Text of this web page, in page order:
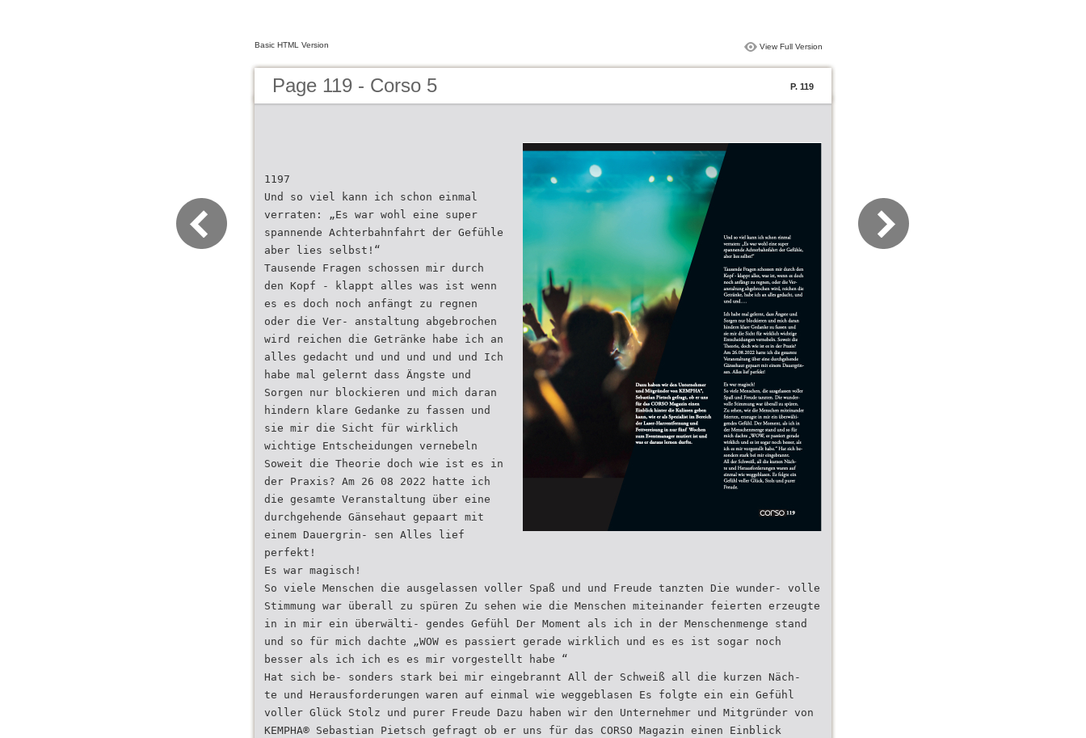
Basic HTML Version View Full Version
Page 119 - Corso 5 P. 119
1197
Und so viel kann ich schon einmal
verraten: „Es war wohl eine super
spannende Achterbahnfahrt der Gefühle
aber lies selbst!“
Tausende Fragen schossen mir durch
den Kopf - klappt alles was ist wenn
es es doch noch anfängt zu regnen
oder die Ver- anstaltung abgebrochen
wird reichen die Getränke habe ich an
alles gedacht und und und und und Ich
habe mal gelernt dass Ängste und
Sorgen nur blockieren und mich daran
hindern klare Gedanke zu fassen und
sie mir die Sicht für wirklich
wichtige Entscheidungen vernebeln
Soweit die Theorie doch wie ist es in
der Praxis? Am 26 08 2022 hatte ich
die gesamte Veranstaltung über eine
durchgehende Gänsehaut gepaart mit
einem Dauergrin- sen Alles lief
perfekt!
Es war magisch!
So viele Menschen die ausgelassen voller Spaß und und Freude tanzten Die wunder- volle
Stimmung war überall zu spüren Zu sehen wie die Menschen miteinander feierten erzeugte
in in mir ein überwälti- gendes Gefühl Der Moment als ich in der Menschenmenge stand
und so für mich dachte „WOW es passiert gerade wirklich und es es ist sogar noch
besser als ich ich es es mir vorgestellt habe “
Hat sich be- sonders stark bei mir eingebrannt All der Schweiß all die kurzen Näch-
te und Herausforderungen waren auf einmal wie weggeblasen Es folgte ein ein Gefühl
voller Glück Stolz und purer Freude Dazu haben wir den Unternehmer und Mitgründer von
KEMPHA® Sebastian Pietsch gefragt ob er uns für das CORSO Magazin einen Einblick